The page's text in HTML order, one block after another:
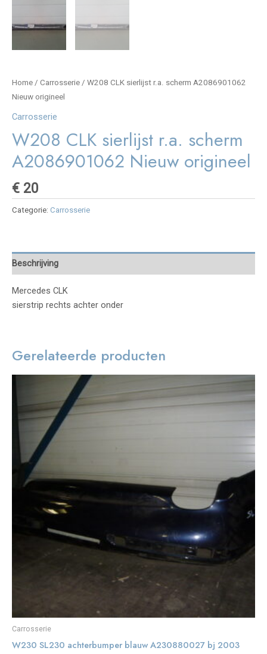
Home / Carrosserie / W208 CLK sierlijst r.a. scherm A2086901062
Nieuw origineel
Carrosserie
W208 CLK sierlijst r.a. scherm
A2086901062 Nieuw origineel
€ 20
Categorie: Carrosserie
Beschrijving
Mercedes CLK
sierstrip rechts achter onder
Gerelateerde producten
Carrosserie
W230 SL230 achterbumper blauw A230880027 bj 2003